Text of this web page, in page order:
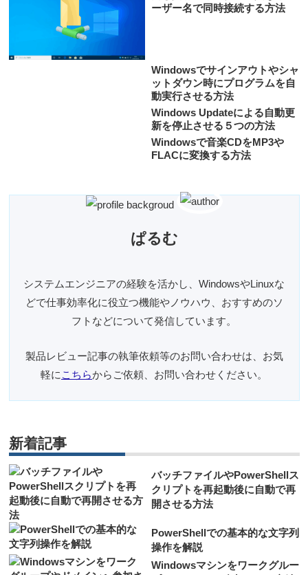
ーザー名で同時接続する方法
Windowsでサインアウトやシャ
ットダウン時にプログラムを自
動実行させる方法
Windows Updateによる自動更
新を停止させる５つの方法
Windowsで音楽CDをMP3や
FLACに変換する方法
ぱるむ
システムエンジニアの経験を活かし、WindowsやLinuxな
どで仕事効率化に役立つ機能やノウハウ、おすすめのソ
フトなどについて発信しています。
製品レビュー記事の執筆依頼等のお問い合わせは、お気
軽に こちらからご依頼、お問い合わせください。
新着記事
バッチファイルやPowerShellス
クリプトを再起動後に自動で再
開させる方法
PowerShellでの基本的な文字列
操作を解説
Windowsマシンをワークグルー